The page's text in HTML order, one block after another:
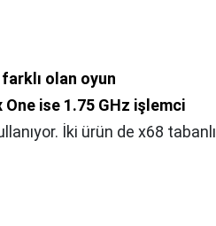
olan oyun
One ise 1.75 GHz işlemci
İki ürün de x68 tabanlı